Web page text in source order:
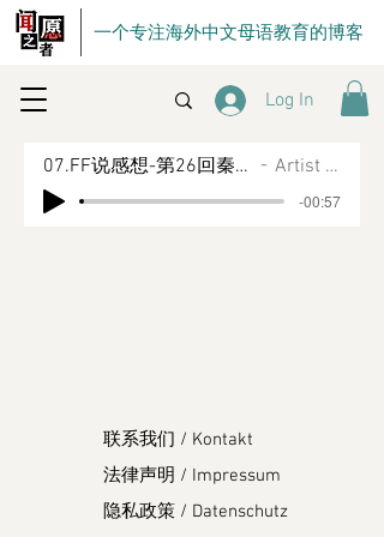
一个专注海外中文母语教育的博客
Log In
07.FF说感想-第26回秦明被骗入伙 Artist Name
-00:57
联系我们 / Kontakt
法律声明 / Impressum
隐私政策 / Datenschutz